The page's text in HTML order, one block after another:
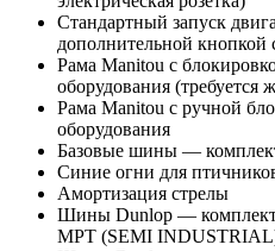
Стандартный запуск
дополнительной
Рама Manitou с
оборудования (требуется
Рама Manitou с ручной
оборудования
Базовые шины —
Синие огни для
Амортизация стрелы
Шины Dunlop —
MPT (SEMI